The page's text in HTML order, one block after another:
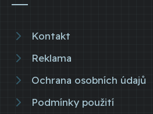
Kontakt
Reklama
Ochrana osobních údajů
Podmínky použití